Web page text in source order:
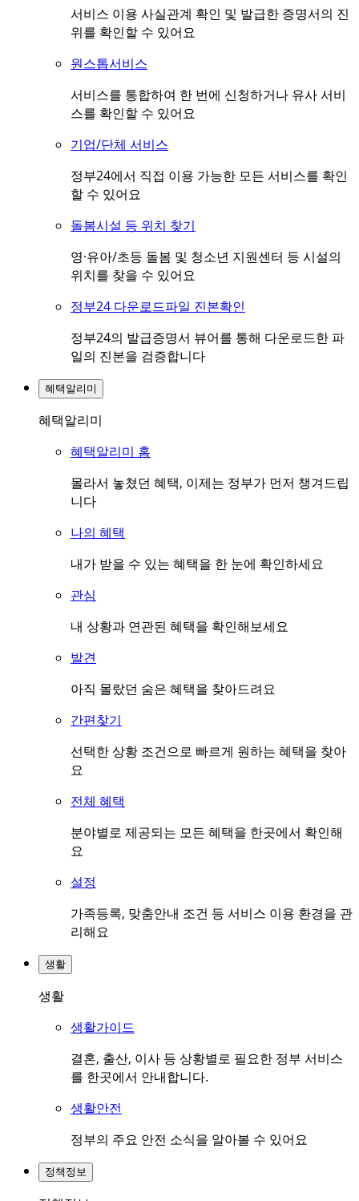
서비스 이용 사실관계 확인 및 발급한 증명서의 진
위를 확인할 수 있어요
원스톱서비스
서비스를 통합하여 한 번에 신청하거나 유사 서비
스를 확인할 수 있어요
기업/단체 서비스
정부24에서 직접 이용 가능한 모든 서비스를 확인
할 수 있어요
돌봄시설 등 위치 찾기
영·유아/초등 돌봄 및 청소년 지원센터 등 시설의
위치를 찾을 수 있어요
정부24 다운로드파일 진본확인
정부24의 발급증명서 뷰어를 통해 다운로드한 파
일의 진본을 검증합니다
혜택알리미
혜택알리미
혜택알리미 홈
몰라서 놓쳤던 혜택, 이제는 정부가 먼저 챙겨드립
니다
나의 혜택
내가 받을 수 있는 혜택을 한 눈에 확인하세요
관심
내 상황과 연관된 혜택을 확인해보세요
발견
아직 몰랐던 숨은 혜택을 찾아드려요
간편찾기
선택한 상황 조건으로 빠르게 원하는 혜택을 찾아
요
전체 혜택
분야별로 제공되는 모든 혜택을 한곳에서 확인해
요
설정
가족등록, 맞춤안내 조건 등 서비스 이용 환경을 관
리해요
생활
생활
생활가이드
결혼, 출산, 이사 등 상황별로 필요한 정부 서비스
를 한곳에서 안내합니다.
생활안전
정부의 주요 안전 소식을 알아볼 수 있어요
정책정보